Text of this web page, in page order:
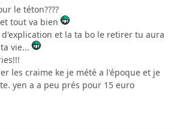
le téton????
tout va bien
d'explication et la ta bo le retirer tu aura
vie...
les craime ke je mété a l'époque et je
yen a a peu prés pour 15 euro